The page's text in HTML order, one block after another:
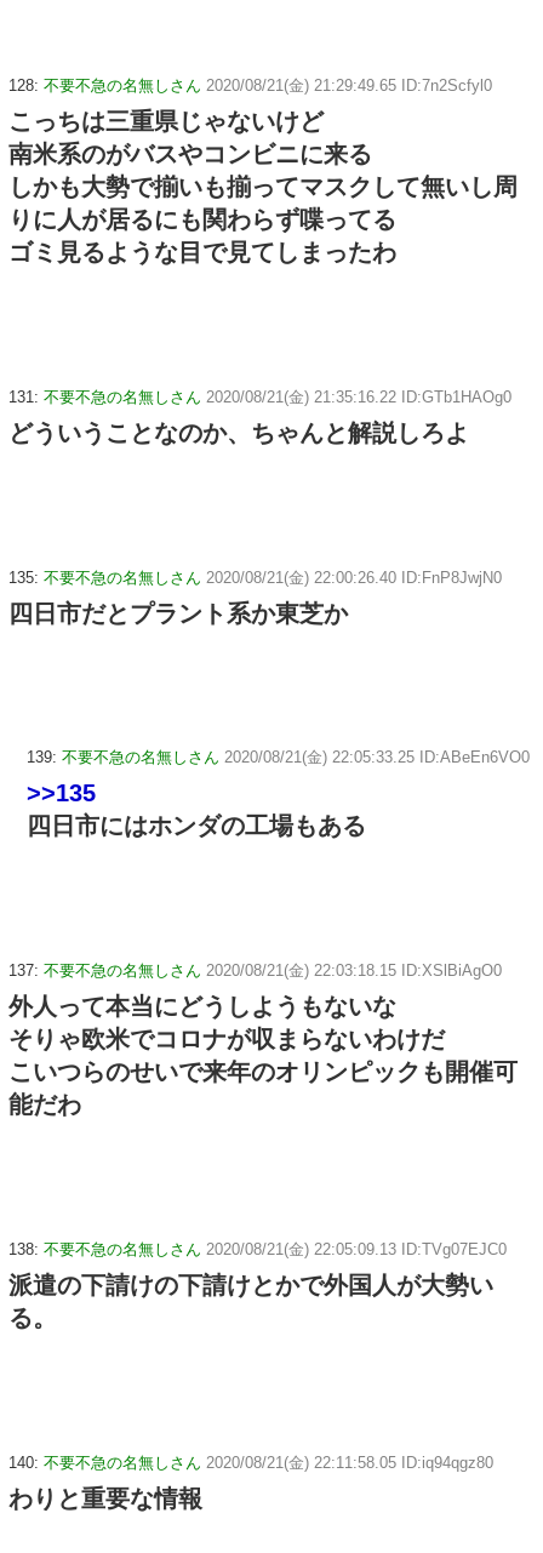
128: 不要不急の名無しさん 2020/08/21(金) 21:29:49.65 ID:7n2Scfyl0
こっちは三重県じゃないけど
南米系のがバスやコンビニに来る
しかも大勢で揃いも揃ってマスクして無いし周
りに人が居るにも関わらず喋ってる
ゴミ見るような目で見てしまったわ
131: 不要不急の名無しさん 2020/08/21(金) 21:35:16.22 ID:GTb1HAOg0
どういうことなのか、ちゃんと解説しろよ
135: 不要不急の名無しさん 2020/08/21(金) 22:00:26.40 ID:FnP8JwjN0
四日市だとプラント系か東芝か
139: 不要不急の名無しさん 2020/08/21(金) 22:05:33.25 ID:ABeEn6VO0
>>135
四日市にはホンダの工場もある
137: 不要不急の名無しさん 2020/08/21(金) 22:03:18.15 ID:XSlBiAgO0
外人って本当にどうしようもないな
そりゃ欧米でコロナが収まらないわけだ
こいつらのせいで来年のオリンピックも開催可
能だわ
138: 不要不急の名無しさん 2020/08/21(金) 22:05:09.13 ID:TVg07EJC0
派遣の下請けの下請けとかで外国人が大勢い
る。
140: 不要不急の名無しさん 2020/08/21(金) 22:11:58.05 ID:iq94qgz80
わりと重要な情報